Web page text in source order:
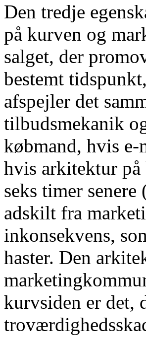
Den tredje
på kurven og
salget, der
bestemt
afspejler det
tilbudsmekanik
købmand, hvis
hvis arkitektur
seks timer
adskilt fra
inkonsekvens,
haster. Den
kurvsiden er det,